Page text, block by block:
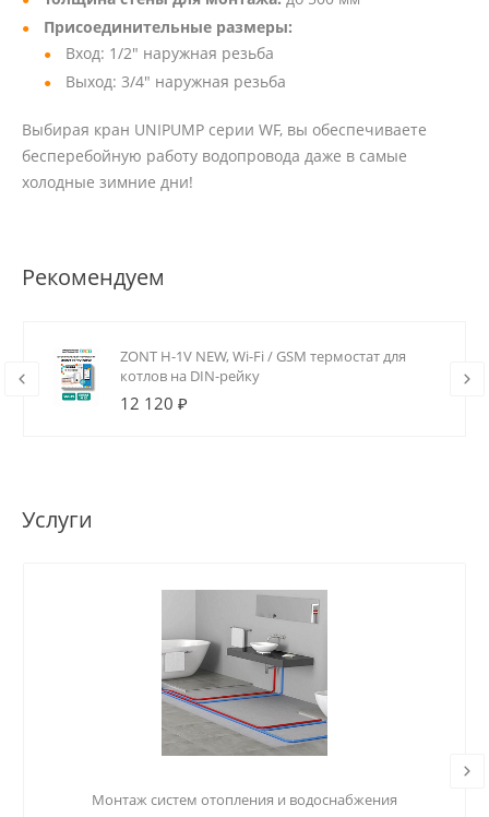
Присоединительные размеры:
Вход: 1/2" наружная резьба
Выход: 3/4" наружная резьба
Выбирая кран UNIPUMP серии WF, вы обеспечиваете
бесперебойную работу водопровода даже в самые
холодные зимние дни!
Рекомендуем
ZONT H-1V NEW, Wi-Fi / GSM термостат для
котлов на DIN-рейку
12 120 ₽
Услуги
Монтаж систем отопления и водоснабжения